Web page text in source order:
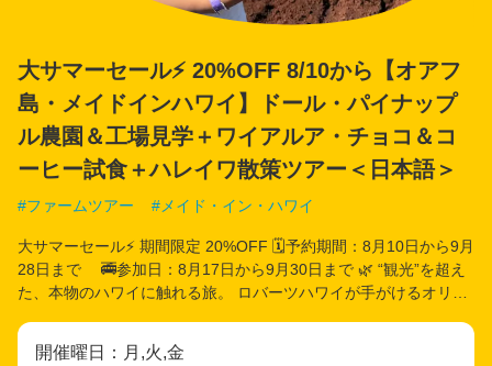
プライバシー・ポリシー
English
言語
大サマーセール⚡️ 20%OFF 8/10から【オアフ
島・メイドインハワイ】ドール・パイナップ
ル農園＆工場見学＋ワイアルア・チョコ＆コ
ーヒー試食＋ハレイワ散策ツアー＜日本語＞
ファームツアー メイド・イン・ハワイ
大サマーセール⚡️ 期間限定 20%OFF 🗓️予約期間：8月10日から9月
28日まで 🚎参加日：8月17日から9月30日まで 🌿 “観光”を超え
た、本物のハワイに触れる旅。 ロバーツハワイが手がけるオリジ
肌で感じる体験型プログラム。 ドール・パイナップル農園の広大
な2700エーカーの畑を、日本語ガイドと共に専用バスで巡りなが
開催曜日：月,火,金